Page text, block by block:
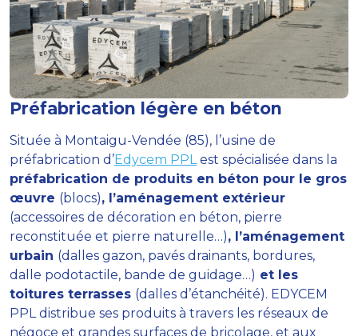
Préfabrication légère en béton
Située à Montaigu-Vendée (85), l’usine de
préfabrication d’Edycem PPLest spécialisée dans la
préfabrication de produits en béton pour le gros
œuvre (blocs), l’aménagement extérieur
(accessoires de décoration en béton, pierre
reconstituée et pierre naturelle…), l’aménagement
urbain (dalles gazon, pavés drainants, bordures,
dalle podotactile, bande de guidage…) et les
toitures terrasses (dalles d’étanchéité). EDYCEM
PPL distribue ses produits à travers les réseaux de
négoce et grandes surfaces de bricolage, et aux